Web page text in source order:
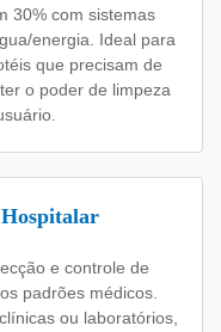
30% com sistemas
energia. Ideal para
que precisam de
o poder de limpeza
e controle de
padrões médicos.
ou laboratórios,